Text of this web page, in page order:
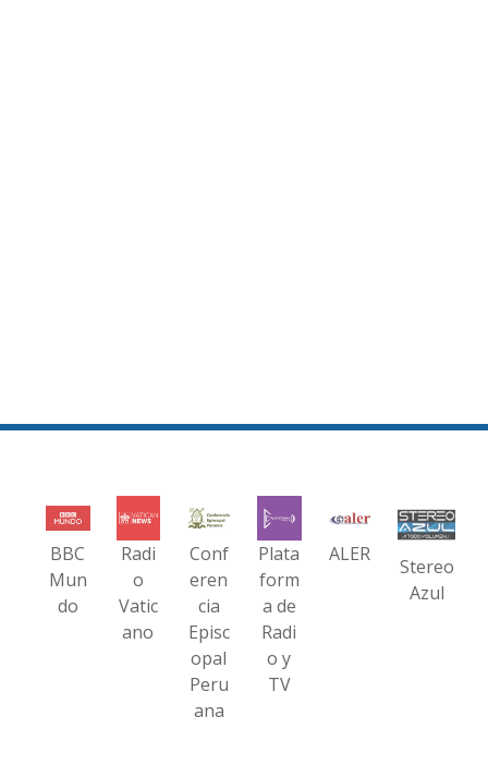
BBC
Mun
do
Radi
o
Vatic
ano
Conf
eren
cia
Episc
opal
Peru
ana
Plata
form
a de
Radi
o y
TV
ALER
Stereo
Azul